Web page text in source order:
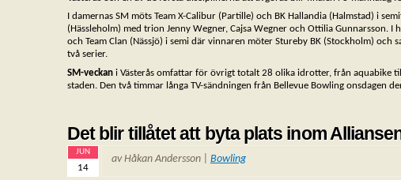
I damernas SM möts Team X-Calibur (Partille) och BK Hallandia (Halmstad) i
(Hässleholm) med trion Jenny Wegner, Cajsa Wegner och Ottilia Gunnarsson. I
och Team Clan (Nässjö) i semi där vinnaren möter Stureby BK (Stockholm) och
två serier.
SM-veckani Västerås omfattar för övrigt totalt 28 olika idrotter, från aquabike
staden. Den två timmar långa TV-sändningen från Bellevue Bowling onsdagen
Det blir tillåtet att byta plats inom
JUN
14
av Håkan Andersson | Bowling